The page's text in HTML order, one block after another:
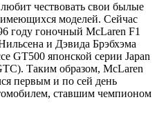
чествовать свои былые
имеющихся моделей. Сейчас
году гоночный McLaren F1
и Дэвида Брэбхэма
GT500 японской серии Japan
Таким образом, McLaren
первым и по сей день
ставшим чемпионом